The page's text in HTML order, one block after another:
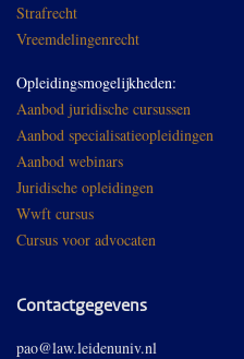
Strafrecht
Vreemdelingenrecht
Opleidingsmogelijkheden:
Aanbod juridische cursussen
Aanbod specialisatieopleidingen
Aanbod webinars
Juridische opleidingen
Wwft cursus
Cursus voor advocaten
Contactgegevens
pao@law.leidenuniv.nl